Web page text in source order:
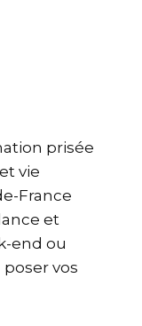
prisée
vie
France
et
end ou
vos